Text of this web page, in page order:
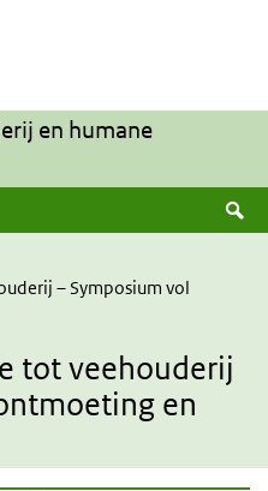
en humane
– Symposium vol
tot veehouderij
en